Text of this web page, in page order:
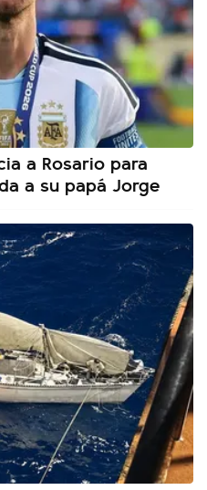
a Rosario para
a su papá Jorge